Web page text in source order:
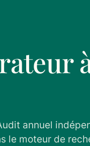
annuel
le moteur de